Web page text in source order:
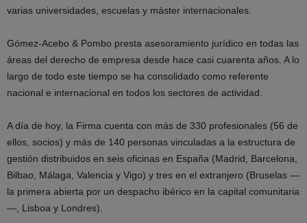
varias universidades, escuelas y máster internacionales.
Gómez-Acebo & Pombo presta asesoramiento jurídico en todas las
áreas del derecho de empresa desde hace casi cuarenta años. A lo
largo de todo este tiempo se ha consolidado como referente
nacional e internacional en todos los sectores de actividad.
A día de hoy, la Firma cuenta con más de 330 profesionales (56 de
ellos, socios) y más de 140 personas vinculadas a la estructura de
gestión distribuidos en seis oficinas en España (Madrid, Barcelona,
Bilbao, Málaga, Valencia y Vigo) y tres en el extranjero (Bruselas —
la primera abierta por un despacho ibérico en la capital comunitaria
—, Lisboa y Londres).